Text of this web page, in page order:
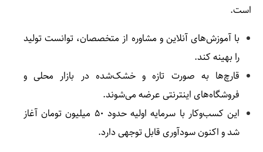
است.
با آموزش‌های آنلاین و مشاوره از متخصصان، توانست تولید
را بهینه کند.
قارچ‌ها به صورت تازه و خشک‌شده در بازار محلی و
فروشگاه‌های اینترنتی عرضه می‌شوند.
این کسب‌وکار با سرمایه اولیه حدود ۵۰ میلیون تومان آغاز
شد و اکنون سودآوری قابل توجهی دارد.